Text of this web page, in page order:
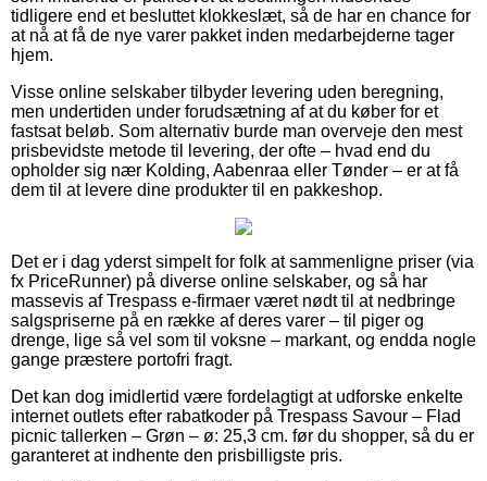
tidligere end et besluttet klokkeslæt, så de har en chance for
at nå at få de nye varer pakket inden medarbejderne tager
hjem.
Visse online selskaber tilbyder levering uden beregning,
men undertiden under forudsætning af at du køber for et
fastsat beløb. Som alternativ burde man overveje den mest
prisbevidste metode til levering, der ofte – hvad end du
opholder sig nær Kolding, Aabenraa eller Tønder – er at få
dem til at levere dine produkter til en pakkeshop.
Det er i dag yderst simpelt for folk at sammenligne priser (via
fx PriceRunner) på diverse online selskaber, og så har
massevis af Trespass e-firmaer været nødt til at nedbringe
salgspriserne på en række af deres varer – til piger og
drenge, lige så vel som til voksne – markant, og endda nogle
gange præstere portofri fragt.
Det kan dog imidlertid være fordelagtigt at udforske enkelte
internet outlets efter rabatkoder på Trespass Savour – Flad
picnic tallerken – Grøn – ø: 25,3 cm. før du shopper, så du er
garanteret at indhente den prisbilligste pris.